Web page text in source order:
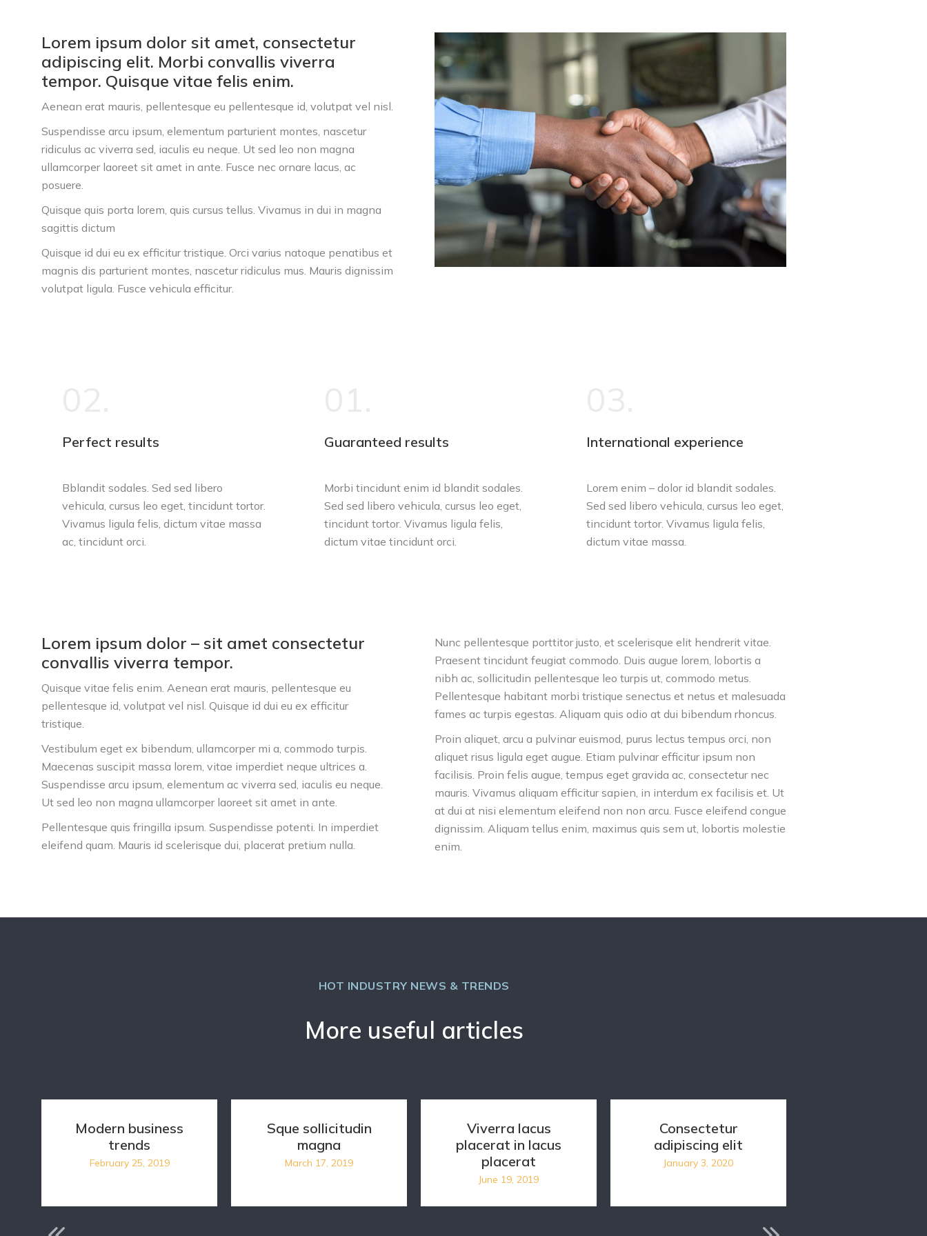
Lorem ipsum dolor sit amet, consectetur
adipiscing elit. Morbi convallis viverra
tempor. Quisque vitae felis enim.
Aenean erat mauris, pellentesque eu pellentesque id, volutpat vel nisl.
Suspendisse arcu ipsum, elementum parturient montes, nascetur
ridiculus ac viverra sed, iaculis eu neque. Ut sed leo non magna
ullamcorper laoreet sit amet in ante. Fusce nec ornare lacus, ac
posuere.
Quisque quis porta lorem, quis cursus tellus. Vivamus in dui in magna
sagittis dictum
Quisque id dui eu ex efficitur tristique. Orci varius natoque penatibus et
magnis dis parturient montes, nascetur ridiculus mus. Mauris dignissim
volutpat ligula. Fusce vehicula efficitur.
Perfect results
Bblandit sodales. Sed sed libero
vehicula, cursus leo eget, tincidunt tortor.
Vivamus ligula felis, dictum vitae massa
ac, tincidunt orci.
Guaranteed results
Morbi tincidunt enim id blandit sodales.
Sed sed libero vehicula, cursus leo eget,
tincidunt tortor. Vivamus ligula felis,
dictum vitae tincidunt orci.
International experience
Lorem enim – dolor id blandit sodales.
Sed sed libero vehicula, cursus leo eget,
tincidunt tortor. Vivamus ligula felis,
dictum vitae massa.
Lorem ipsum dolor – sit amet consectetur
convallis viverra tempor.
Quisque vitae felis enim. Aenean erat mauris, pellentesque eu
pellentesque id, volutpat vel nisl. Quisque id dui eu ex efficitur
tristique.
Vestibulum eget ex bibendum, ullamcorper mi a, commodo turpis.
Maecenas suscipit massa lorem, vitae imperdiet neque ultrices a.
Suspendisse arcu ipsum, elementum ac viverra sed, iaculis eu neque.
Ut sed leo non magna ullamcorper laoreet sit amet in ante.
Pellentesque quis fringilla ipsum. Suspendisse potenti. In imperdiet
eleifend quam. Mauris id scelerisque dui, placerat pretium nulla.
Nunc pellentesque porttitor justo, et scelerisque elit hendrerit vitae.
Praesent tincidunt feugiat commodo. Duis augue lorem, lobortis a
nibh ac, sollicitudin pellentesque leo turpis ut, commodo metus.
Pellentesque habitant morbi tristique senectus et netus et malesuada
fames ac turpis egestas. Aliquam quis odio at dui bibendum rhoncus.
Proin aliquet, arcu a pulvinar euismod, purus lectus tempus orci, non
aliquet risus ligula eget augue. Etiam pulvinar efficitur ipsum non
facilisis. Proin felis augue, tempus eget gravida ac, consectetur nec
mauris. Vivamus aliquam efficitur sapien, in interdum ex facilisis et. Ut
at dui at nisi elementum eleifend non non arcu. Fusce eleifend congue
dignissim. Aliquam tellus enim, maximus quis sem ut, lobortis molestie
enim.
HOT INDUSTRY NEWS & TRENDS
More useful articles
Modern business
trends
February 25, 2019
Sque sollicitudin
magna
March 17, 2019
Viverra lacus
placerat in lacus
placerat
June 19, 2019
Consectetur
adipiscing elit
January 3, 2020